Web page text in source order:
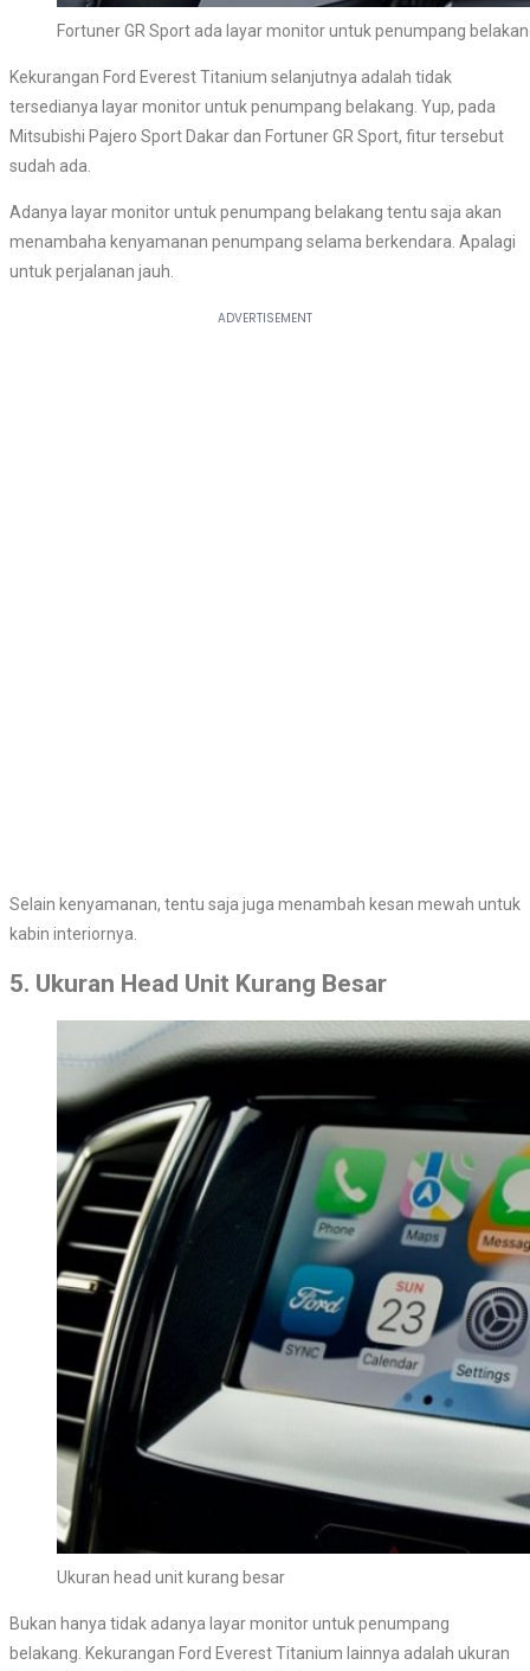
Fortuner GR Sport ada layar monitor untuk penumpang
Kekurangan Ford Everest Titanium selanjutnya adalah tidak
tersedianya layar monitor untuk penumpang belakang. Yup, pada
Mitsubishi Pajero Sport Dakar dan Fortuner GR Sport, fitur tersebut
sudah ada.
Adanya layar monitor untuk penumpang belakang tentu saja akan
menambaha kenyamanan penumpang selama berkendara. Apalagi
untuk perjalanan jauh.
Selain kenyamanan, tentu saja juga menambah kesan mewah untuk
kabin interiornya.
5. Ukuran Head Unit Kurang Besar
Ukuran head unit kurang besar
Bukan hanya tidak adanya layar monitor untuk penumpang
belakang. Kekurangan Ford Everest Titanium lainnya adalah ukuran